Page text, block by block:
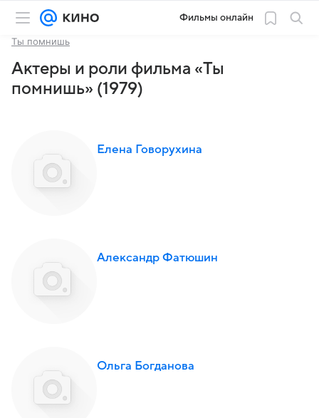
Фильмы онлайн
Ты помнишь
Актеры и роли фильма «Ты
помнишь» (1979)
Елена Говорухина
Александр Фатюшин
Ольга Богданова